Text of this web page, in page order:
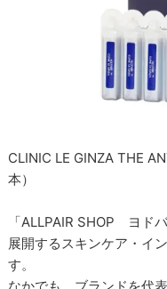
CLINIC LE GINZA THE
本）
「ALLPAIR SHOP ヨド
展開するスキンケア・イ
す。